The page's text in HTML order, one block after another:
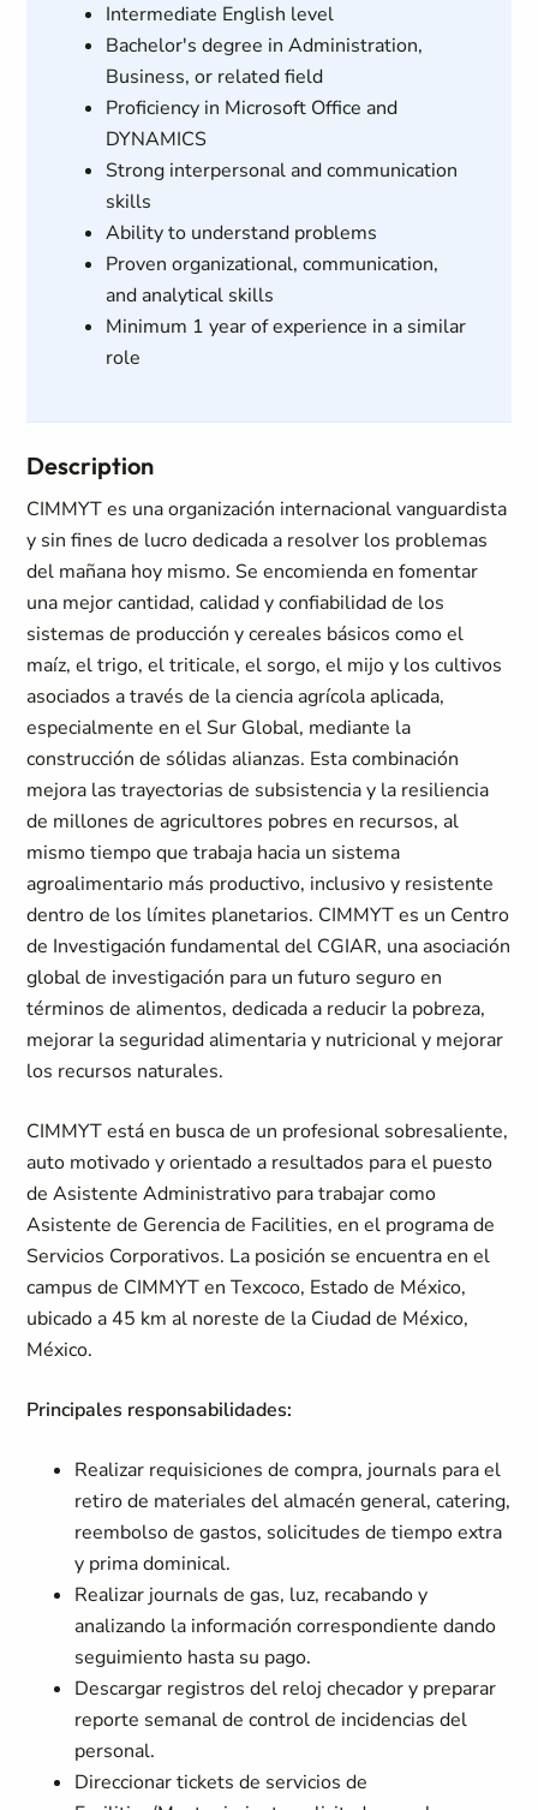
Intermediate English level
Bachelor's degree in Administration,
Business, or related field
Proficiency in Microsoft Office and
DYNAMICS
Strong interpersonal and communication
skills
Ability to understand problems
Proven organizational, communication,
and analytical skills
Minimum 1 year of experience in a similar
role
Description
CIMMYT es una organización internacional vanguardista
y sin fines de lucro dedicada a resolver los problemas
del mañana hoy mismo. Se encomienda en fomentar
una mejor cantidad, calidad y confiabilidad de los
sistemas de producción y cereales básicos como el
maíz, el trigo, el triticale, el sorgo, el mijo y los cultivos
asociados a través de la ciencia agrícola aplicada,
especialmente en el Sur Global, mediante la
construcción de sólidas alianzas. Esta combinación
mejora las trayectorias de subsistencia y la resiliencia
de millones de agricultores pobres en recursos, al
mismo tiempo que trabaja hacia un sistema
agroalimentario más productivo, inclusivo y resistente
dentro de los límites planetarios. CIMMYT es un Centro
de Investigación fundamental del CGIAR, una asociación
global de investigación para un futuro seguro en
términos de alimentos, dedicada a reducir la pobreza,
mejorar la seguridad alimentaria y nutricional y mejorar
los recursos naturales.
CIMMYT está en busca de un profesional sobresaliente,
auto motivado y orientado a resultados para el puesto
de Asistente Administrativo para trabajar como
Asistente de Gerencia de Facilities, en el programa de
Servicios Corporativos. La posición se encuentra en el
campus de CIMMYT en Texcoco, Estado de México,
ubicado a 45 km al noreste de la Ciudad de México,
México.
Principales responsabilidades:
Realizar requisiciones de compra, journals para el
retiro de materiales del almacén general, catering,
reembolso de gastos, solicitudes de tiempo extra
y prima dominical.
Realizar journals de gas, luz, recabando y
analizando la información correspondiente dando
seguimiento hasta su pago.
Descargar registros del reloj checador y preparar
reporte semanal de control de incidencias del
personal.
Direccionar tickets de servicios de